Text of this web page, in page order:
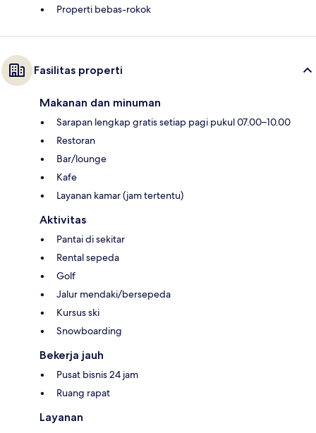
Properti bebas-rokok
Fasilitas properti
Makanan dan minuman
Sarapan lengkap gratis setiap pagi pukul 07.00–10.00
Restoran
Bar/lounge
Kafe
Layanan kamar (jam tertentu)
Aktivitas
Pantai di sekitar
Rental sepeda
Golf
Jalur mendaki/bersepeda
Kursus ski
Snowboarding
Bekerja jauh
Pusat bisnis 24 jam
Ruang rapat
Layanan